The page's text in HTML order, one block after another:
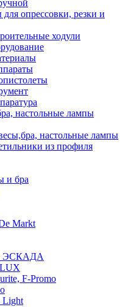
опрессовки, резки и
ходули
настольные лампы
настольные лампы
из профиля
и бра
Markt
ЭСКАДА
F-Promo